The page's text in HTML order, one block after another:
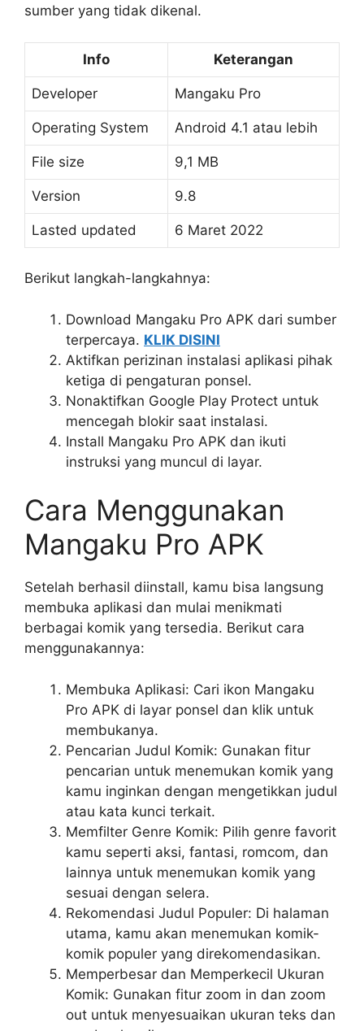
sumber yang tidak dikenal.
Info Keterangan
Developer Mangaku Pro
Operating System Android 4.1 atau lebih
File size 9,1 MB
Version 9.8
Lasted updated 6 Maret 2022
Berikut langkah-langkahnya:
Download Mangaku Pro APK dari sumber
terpercaya. KLIK DISINI
Aktifkan perizinan instalasi aplikasi pihak
ketiga di pengaturan ponsel.
Nonaktifkan Google Play Protect untuk
mencegah blokir saat instalasi.
Install Mangaku Pro APK dan ikuti
instruksi yang muncul di layar.
Cara Menggunakan
Mangaku Pro APK
Setelah berhasil diinstall, kamu bisa langsung
membuka aplikasi dan mulai menikmati
berbagai komik yang tersedia. Berikut cara
menggunakannya:
Membuka Aplikasi: Cari ikon Mangaku
Pro APK di layar ponsel dan klik untuk
membukanya.
Pencarian Judul Komik: Gunakan fitur
pencarian untuk menemukan komik yang
kamu inginkan dengan mengetikkan judul
atau kata kunci terkait.
Memfilter Genre Komik: Pilih genre favorit
kamu seperti aksi, fantasi, romcom, dan
lainnya untuk menemukan komik yang
sesuai dengan selera.
Rekomendasi Judul Populer: Di halaman
utama, kamu akan menemukan komik-
komik populer yang direkomendasikan.
Memperbesar dan Memperkecil Ukuran
Komik: Gunakan fitur zoom in dan zoom
out untuk menyesuaikan ukuran teks dan